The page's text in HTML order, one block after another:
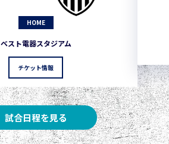
HOME
ベスト電器スタジアム
チケット情報
試合日程を見る